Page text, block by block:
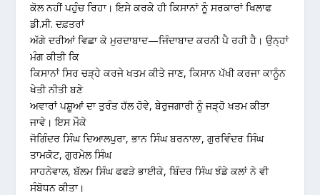
ਕੋਲ ਨਹੀਂ ਪਹੁੰਚ ਰਿਹਾ। ਇਸੇ ਕਰਕੇ ਹੀ ਕਿਸਾਨਾਂ ਨੂੰ ਸਰਕਾਰਾਂ ਖਿਲਾਫ
ਡੀ.ਸੀ. ਦਫ਼ਤਰਾਂ
ਅੱਗੇ ਦਰੀਆਂ ਵਿਛਾ ਕੇ ਮੁਰਦਾਬਾਦ—ਜਿੰਦਾਬਾਦ ਕਰਨੀ ਪੈ ਰਹੀ ਹੈ। ਉਨ੍ਹਾਂ
ਮੰਗ ਕੀਤੀ ਕਿ
ਕਿਸਾਨਾਂ ਸਿਰ ਚੜ੍ਹੇ ਕਰਜੇ ਖਤਮ ਕੀਤੇ ਜਾਣ, ਕਿਸਾਨ ਪੱਖੀ ਕਰਜਾ ਕਾਨੂੰਨ
ਖੇਤੀ ਨੀਤੀ ਬਣੇ
ਅਵਾਰਾਂ ਪਸ਼ੂਆਂ ਦਾ ਤੁਰੰਤ ਹੱਲ ਹੋਵੇ, ਬੇਰੁਜਗਾਰੀ ਨੂੰ ਜੜ੍ਹੋ ਖਤਮ ਕੀਤਾ
ਜਾਵੇ। ਇਸ ਮੌਕੇ
ਜੋਗਿੰਦਰ ਸਿੰਘ ਦਿਆਲਪੁਰਾ, ਭਾਨ ਸਿੰਘ ਬਰਨਾਲਾ, ਗੁਰਵਿੰਦਰ ਸਿੰਘ
ਤਾਮਕੋਟ, ਗੁਰਮੇਲ ਸਿੰਘ
ਸਾਹਨੇਵਾਲ, ਬੱਲਮ ਸਿੰਘ ਫਫੜੇ ਭਾਈਕੇ, ਬਿੰਦਰ ਸਿੰਘ ਝੰਡੇ ਕਲਾਂ ਨੇ ਵੀ
ਸੰਬੋਧਨ ਕੀਤਾ।